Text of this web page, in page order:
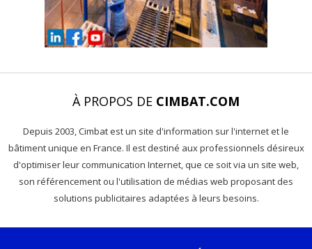
À PROPOS DE CIMBAT.COM
Depuis 2003, Cimbat est un site d'information sur l'internet et le
bâtiment unique en France. Il est destiné aux professionnels désireux
d'optimiser leur communication Internet, que ce soit via un site web,
son référencement ou l'utilisation de médias web proposant des
solutions publicitaires adaptées à leurs besoins.